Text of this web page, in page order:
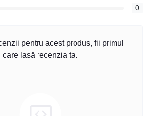
0
pentru acest produs, fii primul
care lasă recenzia ta.